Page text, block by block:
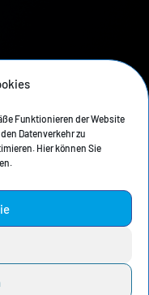
Funktionieren der Website
Datenverkehr zu
Hier können Sie
und Filter